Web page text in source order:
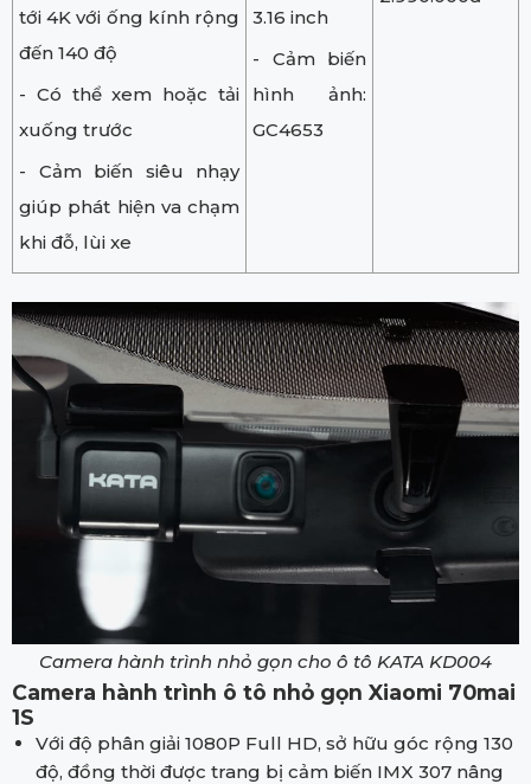
tới 4K với ống kính rộng
đến 140 độ
- Có thể xem hoặc tải
xuống trước
- Cảm biến siêu nhạy
giúp phát hiện va chạm
khi đỗ, lùi xe
3.16 inch
- Cảm biến
hình ảnh:
GC4653
Camera hành trình nhỏ gọn cho ô tô KATA KD004
Camera hành trình ô tô nhỏ gọn Xiaomi 70mai
1S
Với độ phân giải 1080P Full HD, sở hữu góc rộng 130
độ, đồng thời được trang bị cảm biến IMX 307 nâng